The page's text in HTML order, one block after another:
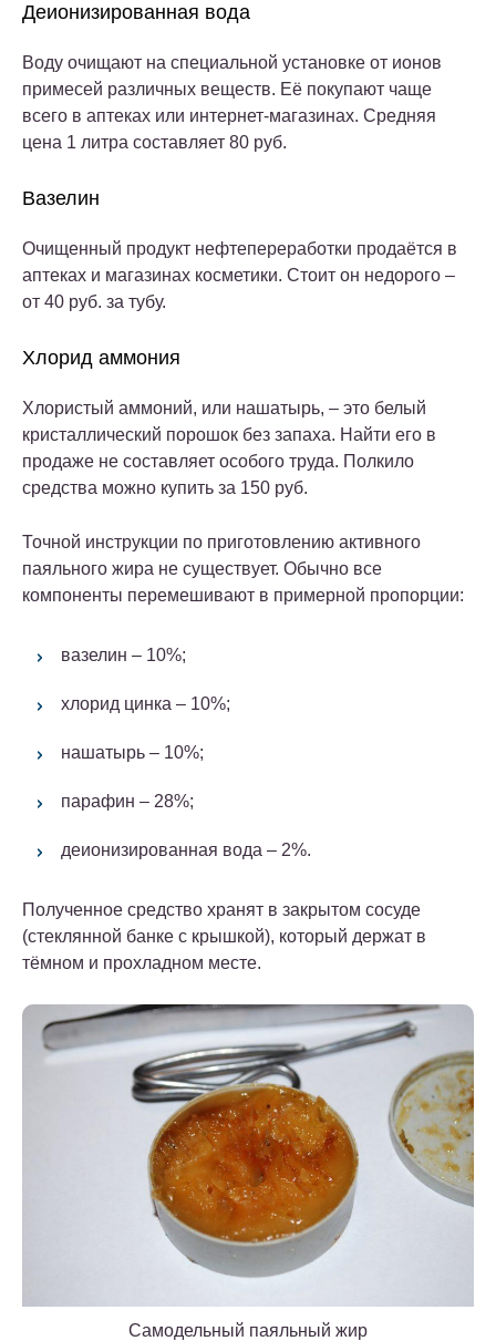
Деионизированная вода
Воду очищают на специальной установке от ионов
примесей различных веществ. Её покупают чаще
всего в аптеках или интернет-магазинах. Средняя
цена 1 литра составляет 80 руб.
Вазелин
Очищенный продукт нефтепереработки продаётся в
аптеках и магазинах косметики. Стоит он недорого –
от 40 руб. за тубу.
Хлорид аммония
Хлористый аммоний, или нашатырь, – это белый
кристаллический порошок без запаха. Найти его в
продаже не составляет особого труда. Полкило
средства можно купить за 150 руб.
Точной инструкции по приготовлению активного
паяльного жира не существует. Обычно все
компоненты перемешивают в примерной пропорции:
вазелин – 10%;
хлорид цинка – 10%;
нашатырь – 10%;
парафин – 28%;
деионизированная вода – 2%.
Полученное средство хранят в закрытом сосуде
(стеклянной банке с крышкой), который держат в
тёмном и прохладном месте.
Самодельный паяльный жир